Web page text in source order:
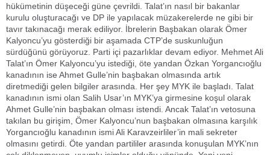
hükümetinin düşeceği güne çevrildi. Talat’ın nasıl bir bakanlar
kurulu oluşturacağı ve DP ile yapılacak müzakerelerde ne gibi bir
tavır takınacağı merak ediliyor. İbrelerin Başbakan olarak Ömer
Kalyoncu’yu gösterdiği bir aşamada CTP’de suskunluğun
sürdüğünü görüyoruz. Parti içi pazarlıklar devam ediyor. Mehmet Ali
Talat’ın Ömer Kalyoncu’yu istediği, öte yandan Özkan Yorgancıoğlu
kanadının ise Ahmet Gulle’nin başbakan olmasında artık
diretmediği gelen bilgiler arasında. Her şey MYK ile başladı. Talat
kanadının ismi olan Salih Usar’ın MYK’ya girmesine koşul olarak
Ahmet Gulle’nin başbakan olması istendi. Ancak Talat’ın vetosuna
takılan bu girişim, Ömer Kalyoncu’nun başbakan olmasına karşılık
Yorgancıoğlu kanadının ismi Ali Karavzeirliler’in mali sekreter
olmasını getirdi. Öte yandan partililer arasında konuşulan MYK’nın